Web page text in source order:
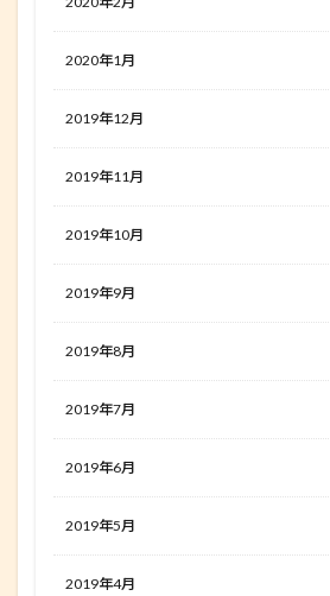
2020年1月
2019年12月
2019年11月
2019年10月
2019年9月
2019年8月
2019年7月
2019年6月
2019年5月
2019年4月